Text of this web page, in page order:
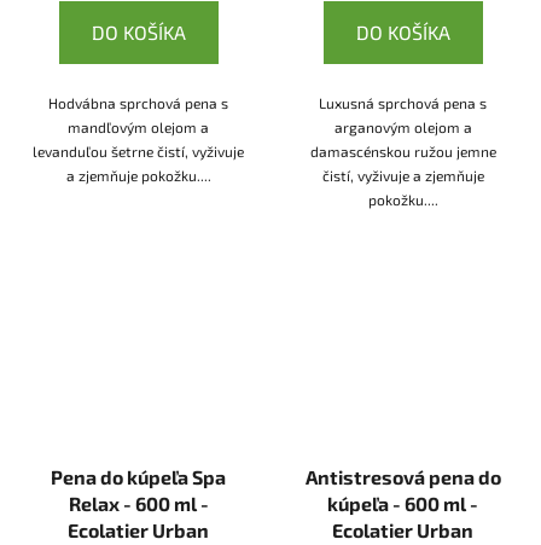
DO KOŠÍKA
Hodvábna sprchová pena s
mandľovým olejom a
levanduľou šetrne čistí, vyživuje
a zjemňuje pokožku....
DO KOŠÍKA
Luxusná sprchová pena s
arganovým olejom a
damascénskou ružou jemne
čistí, vyživuje a zjemňuje
pokožku....
Pena do kúpeľa Spa
Relax - 600 ml -
Ecolatier Urban
Antistresová pena do
kúpeľa - 600 ml -
Ecolatier Urban